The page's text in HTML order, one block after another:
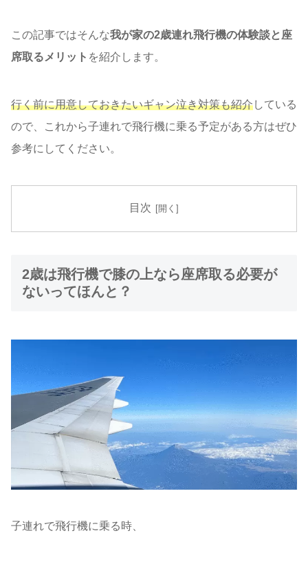
この記事ではそんな我が家の2歳連れ飛行機の体験談と座
席取るメリット を紹介します。
行く前に用意しておきたいギャン泣き対策も紹介している
ので、これから子連れで飛行機に乗る予定がある方はぜひ
参考にしてください。
目次
2歳は飛行機で膝の上なら座席取る必要が
ないってほんと？
子連れで飛行機に乗る時、